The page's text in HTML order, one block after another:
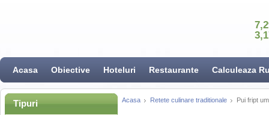
Acasa Obiective Hoteluri Restaurante Calculeaza
Tipuri Acasa Retete culinare traditionale Pui fript